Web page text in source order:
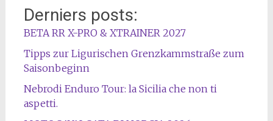
Derniers posts:
BETA RR X-PRO & XTRAINER 2027
Tipps zur Ligurischen Grenzkammstraße zum
Saisonbeginn
Nebrodi Enduro Tour: la Sicilia che non ti
aspetti.